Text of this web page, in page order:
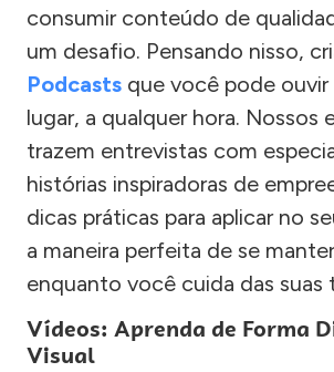
consumir conteúdo de
um desafio. Pensando nisso,
Podcasts que você pode
lugar, a qualquer hora. Nossos
trazem entrevistas com
histórias inspiradoras de
dicas práticas para aplicar no
a maneira perfeita de se
enquanto você cuida das suas
Vídeos: Aprenda de Forma
Visual